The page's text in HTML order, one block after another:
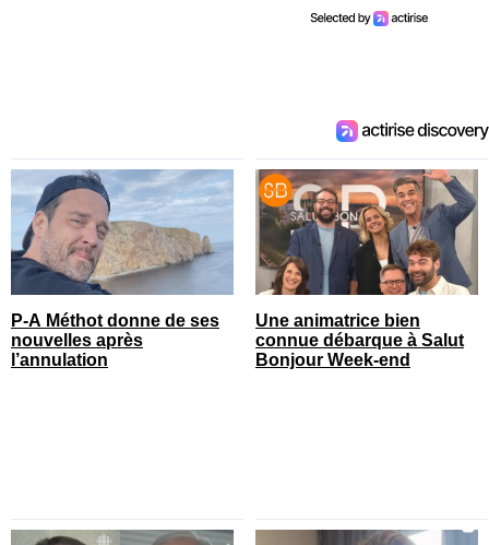
P-A Méthot donne de ses
nouvelles après
l’annulation
Une animatrice bien
connue débarque à Salut
Bonjour Week-end